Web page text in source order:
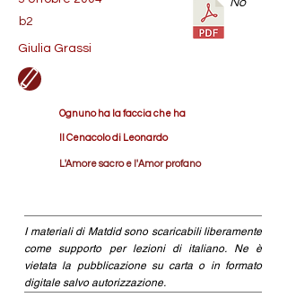
b2
Giulia Grassi
No
Ognuno ha la faccia che ha
Il Cenacolo di Leonardo
L'Amore sacro e l'Amor profano
I materiali di Matdid sono scaricabili liberamente
come supporto per lezioni di italiano. Ne è
vietata la pubblicazione su carta o in formato
digitale salvo autorizzazione.